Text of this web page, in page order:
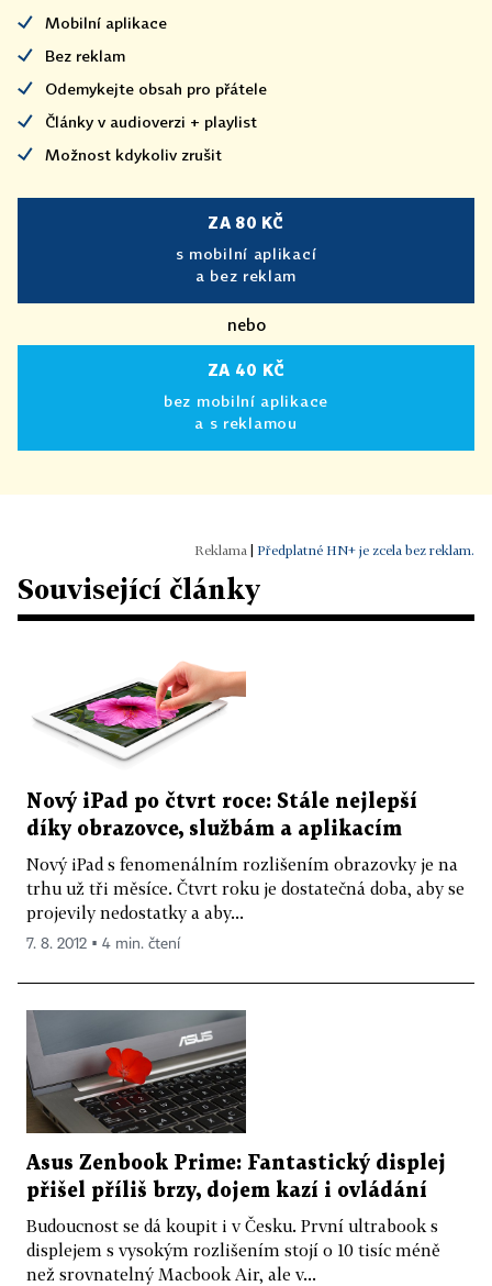
Mobilní aplikace
Bez reklam
Odemykejte obsah pro přátele
Články v audioverzi + playlist
Možnost kdykoliv zrušit
ZA 80 KČ
s mobilní aplikací
a bez reklam
nebo
ZA 40 KČ
bez mobilní aplikace
a s reklamou
Předplatné HN+ je zcela bez reklam.
Související články
Nový iPad po čtvrt roce: Stále nejlepší
díky obrazovce, službám a aplikacím
Nový iPad s fenomenálním rozlišením obrazovky je na
trhu už tři měsíce. Čtvrt roku je dostatečná doba, aby se
projevily nedostatky a aby...
7. 8. 2012 ▪ 4 min. čtení
Asus Zenbook Prime: Fantastický displej
přišel příliš brzy, dojem kazí i ovládání
Budoucnost se dá koupit i v Česku. První ultrabook s
displejem s vysokým rozlišením stojí o 10 tisíc méně
než srovnatelný Macbook Air, ale v...